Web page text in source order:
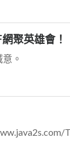
聚英雄會！
。